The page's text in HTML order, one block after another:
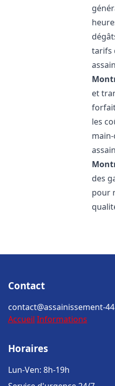
tarifs
et
les
des
pour
Contact
contact@assainissement-
Accueil Informations
Horaires
Lun-Ven: 8h-19h